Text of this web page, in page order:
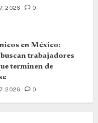
2026 0
en México:
trabajadores
terminen de
2026 0